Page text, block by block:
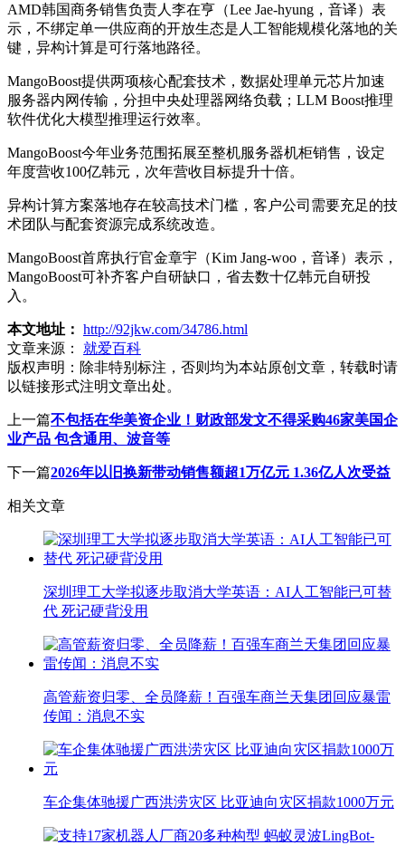
AMD韩国商务销售负责人李在亨（Lee Jae-hyung，音译）表
示，不绑定单一供应商的开放生态是人工智能规模化落地的关
键，异构计算是可行落地路径。
MangoBoost提供两项核心配套技术，数据处理单元芯片加速
服务器内网传输，分担中央处理器网络负载；LLM Boost推理
软件优化大模型推理运行效率。
MangoBoost今年业务范围拓展至整机服务器机柜销售，设定
年度营收100亿韩元，次年营收目标提升十倍。
异构计算方案落地存在较高技术门槛，客户公司需要充足的技
术团队与配套资源完成系统改造。
MangoBoost首席执行官金章宇（Kim Jang-woo，音译）表示，
MangoBoost可补齐客户自研缺口，省去数十亿韩元自研投
入。
本文地址： http://92jkw.com/34786.html
文章来源：
就爱百科
版权声明： 除非特别标注，否则均为本站原创文章，转载时请
以链接形式注明文章出处。
上一篇不包括在华美资企业！财政部发文不得采购46家美国企
业产品 包含通用、波音等
下一篇2026年以旧换新带动销售额超1万亿元 1.36亿人次受益
相关文章
深圳理工大学拟逐步取消大学英语：AI人工智能已可替
代 死记硬背没用
高管薪资归零、全员降薪！百强车商兰天集团回应暴雷
传闻：消息不实
车企集体驰援广西洪涝灾区 比亚迪向灾区捐款1000万元